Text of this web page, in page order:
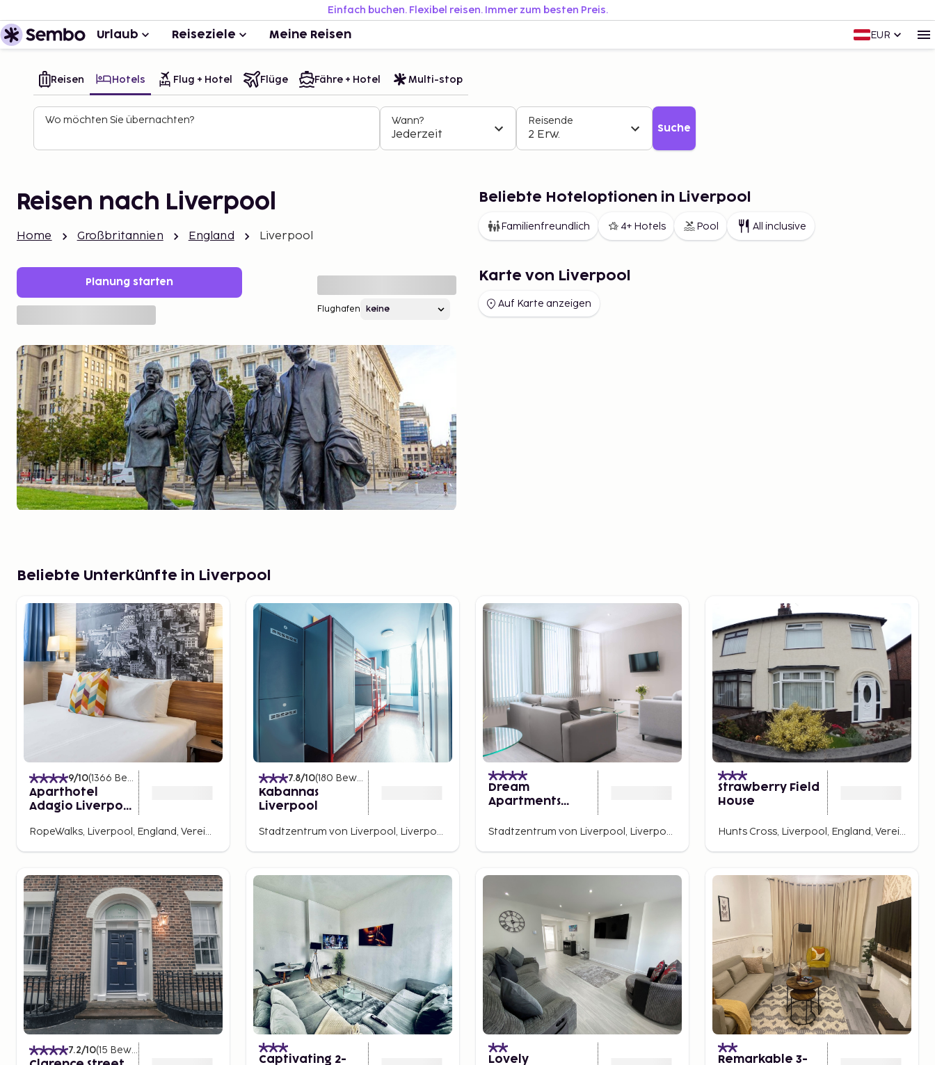
Einfach buchen. Flexibel reisen. Immer zum besten Preis.
Urlaub Reiseziele Meine Reisen EUR
Reisen Hotels Flug + Hotel Flüge Fähre + Hotel Multi-stop
Wo möchten Sie übernachten? Wann?
Jederzeit
Reisende
2 Erw. Suche
Reisen nach Liverpool
Home Großbritannien England Liverpool
Planung starten
Flughafen
Beliebte Hoteloptionen in Liverpool
Familienfreundlich 4+ Hotels Pool All inclusive
Karte von Liverpool
Auf Karte anzeigen
Beliebte Unterkünfte in Liverpool
9/10(1366 Bewertungen
Aparthotel
Adagio Liverpool
RopeWalks, Liverpool, England, Vereinigtes Königreich
7.8/10(180 Bewertungen
Kabannas
Liverpool
Stadtzentrum von Liverpool, Liverpool, England, Großbritannien
Dream
Apartments
Stadtzentrum von Liverpool, Liverpool, England, Großbritannien
Strawberry Field
House
Hunts Cross, Liverpool, England, Vereinigtes Königreich
7.2/10(15 Bewertungen
Captivating 2-
Lovely
Remarkable 3-